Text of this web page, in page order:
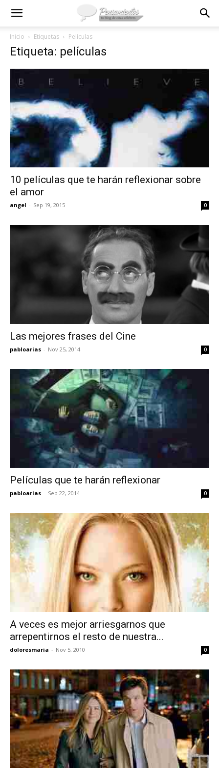
Inicio Etiquetas Películas
Etiqueta: películas
10 películas que te harán reflexionar sobre
el amor
angel - Sep 19, 2015 0
Las mejores frases del Cine
pabloarias - Nov 25, 2014 0
Películas que te harán reflexionar
pabloarias - Sep 22, 2014 0
A veces es mejor arriesgarnos que
arrepentirnos el resto de nuestra...
doloresmaria - Nov 5, 2010 0